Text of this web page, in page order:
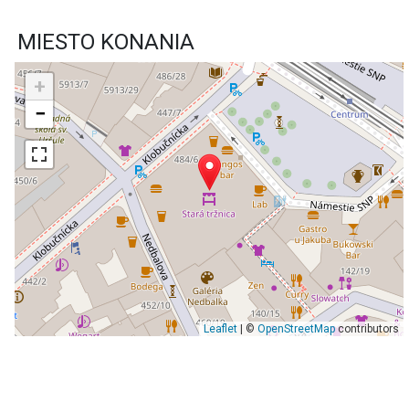
MIESTO KONANIA
+
−
Leaflet| © OpenStreetMapcontributors